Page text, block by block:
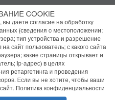
COOKIE
даете согласие на обработку
(сведения о местоположении;
тип устройства и разрешение
сайт пользователь; с какого сайта
какие страницы открывает и
ip-адрес) в целях
ретаргетинга и проведения
Если вы не хотите, чтобы ваши
Политика конфиденциальности